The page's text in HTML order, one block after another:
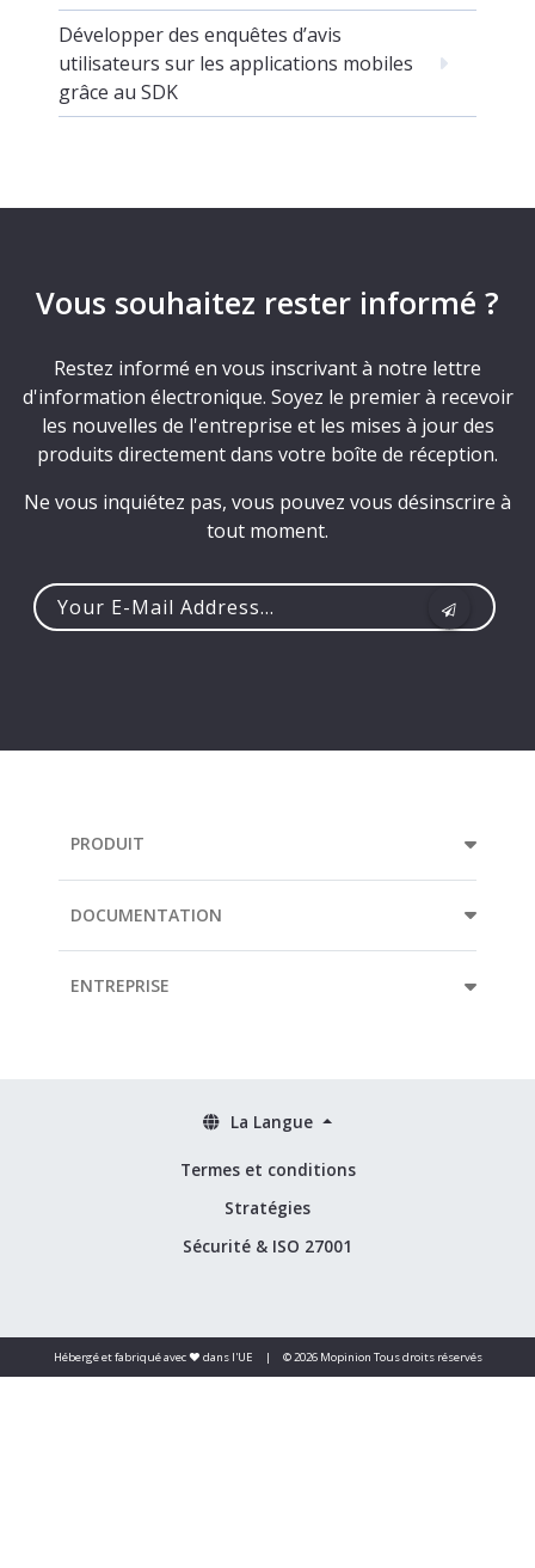
Développer des enquêtes d’avis
utilisateurs sur les applications mobiles
grâce au SDK
Vous souhaitez rester informé ?
Restez informé en vous inscrivant à notre lettre
d'information électronique. Soyez le premier à recevoir
les nouvelles de l'entreprise et les mises à jour des
produits directement dans votre boîte de réception.
Ne vous inquiétez pas, vous pouvez vous désinscrire à
tout moment.
PRODUIT
DOCUMENTATION
ENTREPRISE
Termes et conditions
Stratégies
Sécurité & ISO 27001
La Langue
Hébergé et fabriqué avec ❤️ dans l'UE | © 2026 Mopinion Tous droits réservés